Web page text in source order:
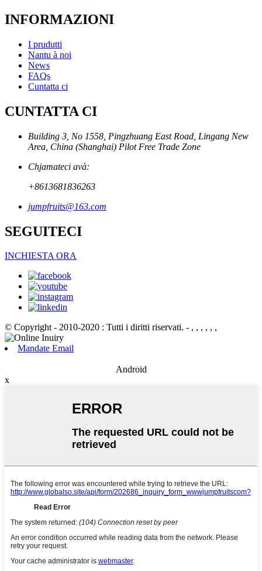
INFORMAZIONI
I prudutti
Nantu à noi
News
FAQs
Cuntatta ci
CUNTATTA CI
Building 3, No 1558, Pingzhuang East Road, Lingang New
Area, China (Shanghai) Pilot Free Trade Zone
Chjamateci avà:
+8613681836263
jumpfruits@163.com
SEGUITECI
INCHIESTA ORA
© Copyright - 2010-2020 : Tutti i diritti riservati. - , , , , , ,
Mandate Email
Android
x